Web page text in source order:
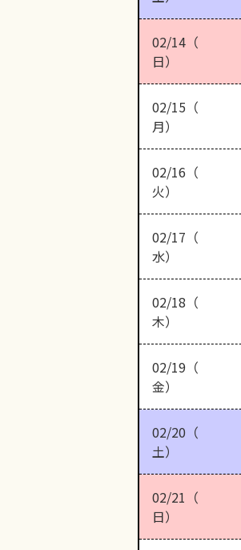
02/14（
日）
02/15（
月）
02/16（
火）
02/17（
水）
02/18（
木）
02/19（
金）
02/20（
土）
02/21（
日）